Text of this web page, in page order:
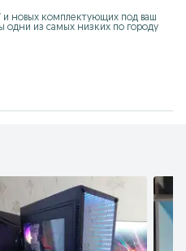
и новых комплектующих под ваш
одни из самых низких по городу